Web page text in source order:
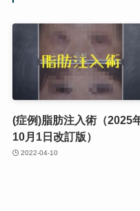
(症例)脂肪注入術（2025
10月1日改訂版）
2022-04-10